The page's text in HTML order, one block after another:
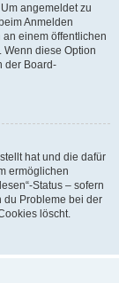
angemeldet zu
Anmelden
einem öffentlichen
Wenn diese Option
der Board-
hat und die dafür
ermöglichen
Status – sofern
du Probleme bei der
löscht.